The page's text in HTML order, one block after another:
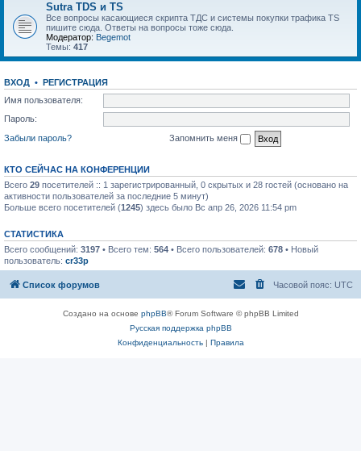
Sutra TDS и TS
Все вопросы касающиеся скрипта ТДС и системы покупки трафика TS
пишите сюда. Ответы на вопросы тоже сюда.
Модератор: Begemot
Темы: 417
ВХОД • РЕГИСТРАЦИЯ
Имя пользователя:
Пароль:
Забыли пароль?
Запомнить меня
КТО СЕЙЧАС НА КОНФЕРЕНЦИИ
Всего 29 посетителей :: 1 зарегистрированный, 0 скрытых и 28 гостей (основано на
активности пользователей за последние 5 минут)
Больше всего посетителей (1245) здесь было Вс апр 26, 2026 11:54 pm
СТАТИСТИКА
Всего сообщений: 3197 • Всего тем: 564 • Всего пользователей: 678 • Новый
пользователь: cr33p
Список форумов Часовой пояс: UTC
Создано на основе phpBB® Forum Software © phpBB Limited
Русская поддержка phpBB
Конфиденциальность| Правила